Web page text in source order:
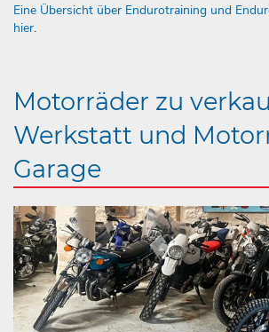
Eine Übersicht über Endurotraining und
hier.
Motorräder zu
Werkstatt und
Garage